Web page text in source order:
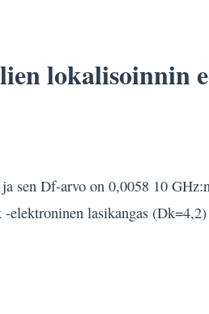
lokalisoinnin
sen Df-arvo on 0,0058 10
lasikangas